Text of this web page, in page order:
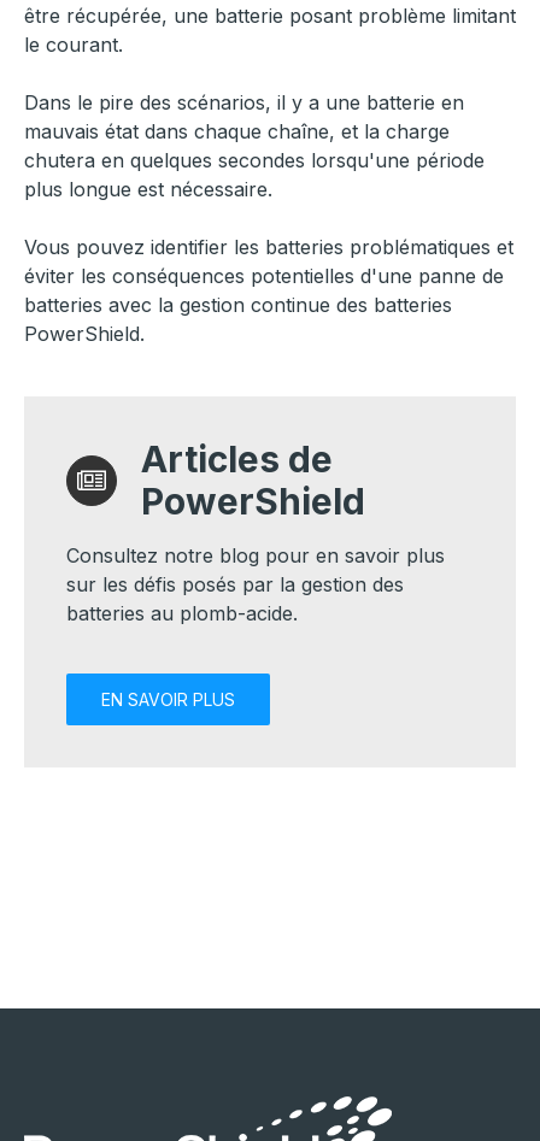
être récupérée, une batterie posant problème limitant
le courant.
Dans le pire des scénarios, il y a une batterie en
mauvais état dans chaque chaîne, et la charge
chutera en quelques secondes lorsqu'une période
plus longue est nécessaire.
Vous pouvez identifier les batteries problématiques et
éviter les conséquences potentielles d'une panne de
batteries avec la gestion continue des batteries
PowerShield.
Articles de
PowerShield
Consultez notre blog pour en savoir plus
sur les défis posés par la gestion des
batteries au plomb-acide.
EN SAVOIR PLUS